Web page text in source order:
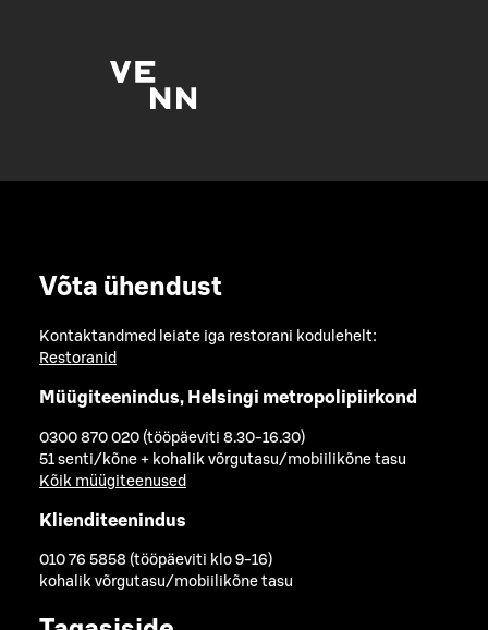
Võta ühendust
Kontaktandmed leiate iga restorani kodulehelt:
Restoranid
Müügiteenindus, Helsingi metropolipiirkond
0300 870 020 (tööpäeviti 8.30-16.30)
51 senti/kõne + kohalik võrgutasu/mobiilikõne tasu
Kõik müügiteenused
Klienditeenindus
010 76 5858 (tööpäeviti klo 9-16)
kohalik võrgutasu/mobiilikõne tasu